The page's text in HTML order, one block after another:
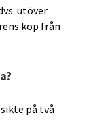
utöver
köp från
på två